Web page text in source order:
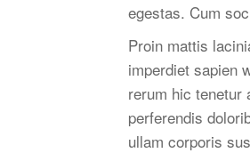
egestas. Cum
Proin mattis
imperdiet sapien
rerum hic tenetur
perferendis
ullam corporis